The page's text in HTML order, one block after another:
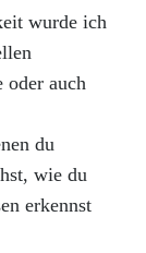
wurde ich
auch
du
wie du
erkennst